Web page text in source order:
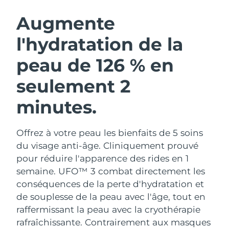
Augmente
l'hydratation de la
peau de 126 % en
seulement 2
minutes.
Offrez à votre peau les bienfaits de 5 soins
du visage anti-âge. Cliniquement prouvé
pour réduire l'apparence des rides en 1
semaine. UFO™ 3 combat directement les
conséquences de la perte d'hydratation et
de souplesse de la peau avec l'âge, tout en
raffermissant la peau avec la cryothérapie
rafraîchissante. Contrairement aux masques
Nettoyage du visage
LUNA™ 4 coffret
Anti-aging massage
LUNA™ 4 Plus
Massage, LED heating
LUNA™ 4 Men
For men, anti-aging massage
Lifting
BEAR™ 2 coffret
Microcurrent toning
BEAR™ 2 go
Microcurrent toning on-the-go
BEAR™ 2 eyes & lips
Microcurrent line smoothing device
UFO™ 3 coffret
Deep facial hydration
UFO™ 3 LED
Near-infrared and red light therapy
device
issa™ 4
Hybrid silicone sonic toothbrush
issa™ 4 plus
Smart hybrid silicone sonic toothbrush
FAQ™ TRAITEMENT ANTI-ÂGE
Anti-âge Traitements LED
NEW
Autriche
Bahreïn Livraison estimée
Belgique Livraison estimée
Bermudes Livraison estimée
Bosnie-Herzégovine
Brunei Livraison estimée8/14/26
Bulgarie Livraison estimée
Canada Livraison estimée8/13/26
Chili Livraison estimée8/13/26